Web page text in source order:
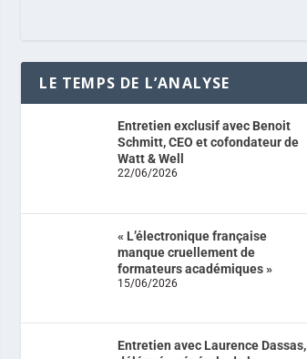
LE TEMPS DE L’ANALYSE
Entretien exclusif avec Benoit
Schmitt, CEO et cofondateur de
Watt & Well
22/06/2026
« L’électronique française
manque cruellement de
formateurs académiques »
15/06/2026
Entretien avec Laurence Dassas,